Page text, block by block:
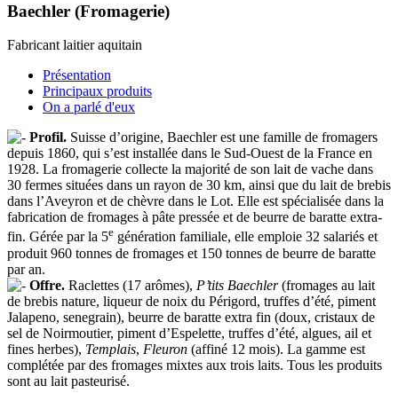
Baechler (Fromagerie)
Fabricant laitier aquitain
Présentation
Principaux produits
On a parlé d'eux
Profil. Suisse d’origine, Baechler est une famille de fromagers
depuis 1860, qui s’est installée dans le Sud-Ouest de la France en
1928. La fromagerie collecte la majorité de son lait de vache dans
30 fermes situées dans un rayon de 30 km, ainsi que du lait de brebis
dans l’Aveyron et de chèvre dans le Lot. Elle est spécialisée dans la
fabrication de fromages à pâte pressée et de beurre de baratte extra-
fin. Gérée par la 5e génération familiale, elle emploie 32 salariés et
produit 960 tonnes de fromages et 150 tonnes de beurre de baratte
par an.
Offre. Raclettes (17 arômes), P’tits Baechler(fromages au lait
de brebis nature, liqueur de noix du Périgord, truffes d’été, piment
Jalapeno, senegrain), beurre de baratte extra fin (doux, cristaux de
sel de Noirmoutier, piment d’Espelette, truffes d’été, algues, ail et
fines herbes), Templais, Fleuron (affiné 12 mois). La gamme est
complétée par des fromages mixtes aux trois laits. Tous les produits
sont au lait pasteurisé.